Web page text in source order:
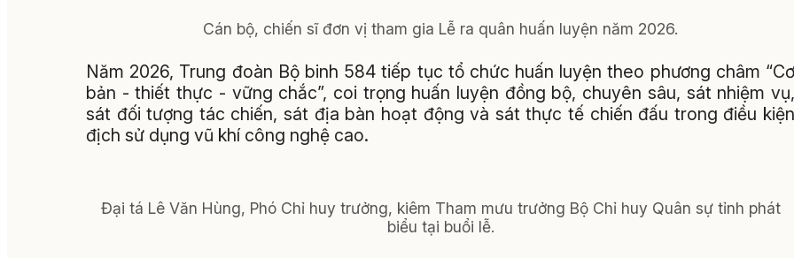
Cán bộ, chiến sĩ đơn vị tham gia Lễ ra quân huấn luyện năm 2026.
Năm 2026, Trung đoàn Bộ binh 584 tiếp tục tổ chức huấn luyện theo phương châm “Cơ
bản - thiết thực - vững chắc”, coi trọng huấn luyện đồng bộ, chuyên sâu, sát nhiệm vụ,
sát đối tượng tác chiến, sát địa bàn hoạt động và sát thực tế chiến đấu trong điều kiện
địch sử dụng vũ khí công nghệ cao.
Đại tá Lê Văn Hùng, Phó Chỉ huy trưởng, kiêm Tham mưu trưởng Bộ Chỉ huy Quân sự tỉnh phát
biểu tại buổi lễ.